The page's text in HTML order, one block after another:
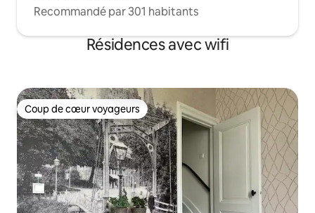
Recommandé par 301 habitants
Résidences avec wifi
Coup de cœur voyageurs
Coup de cœur voyageurs